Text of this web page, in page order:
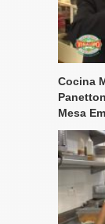
Cocina
Mesa